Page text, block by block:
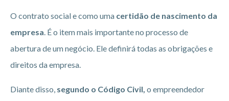
O contrato social e como uma certidão de nascimento da
empresa . É o item mais importante no processo de
abertura de um negócio. Ele definirá todas as obrigações e
direitos da empresa.
Diante disso, segundo o Código Civil, o empreendedor